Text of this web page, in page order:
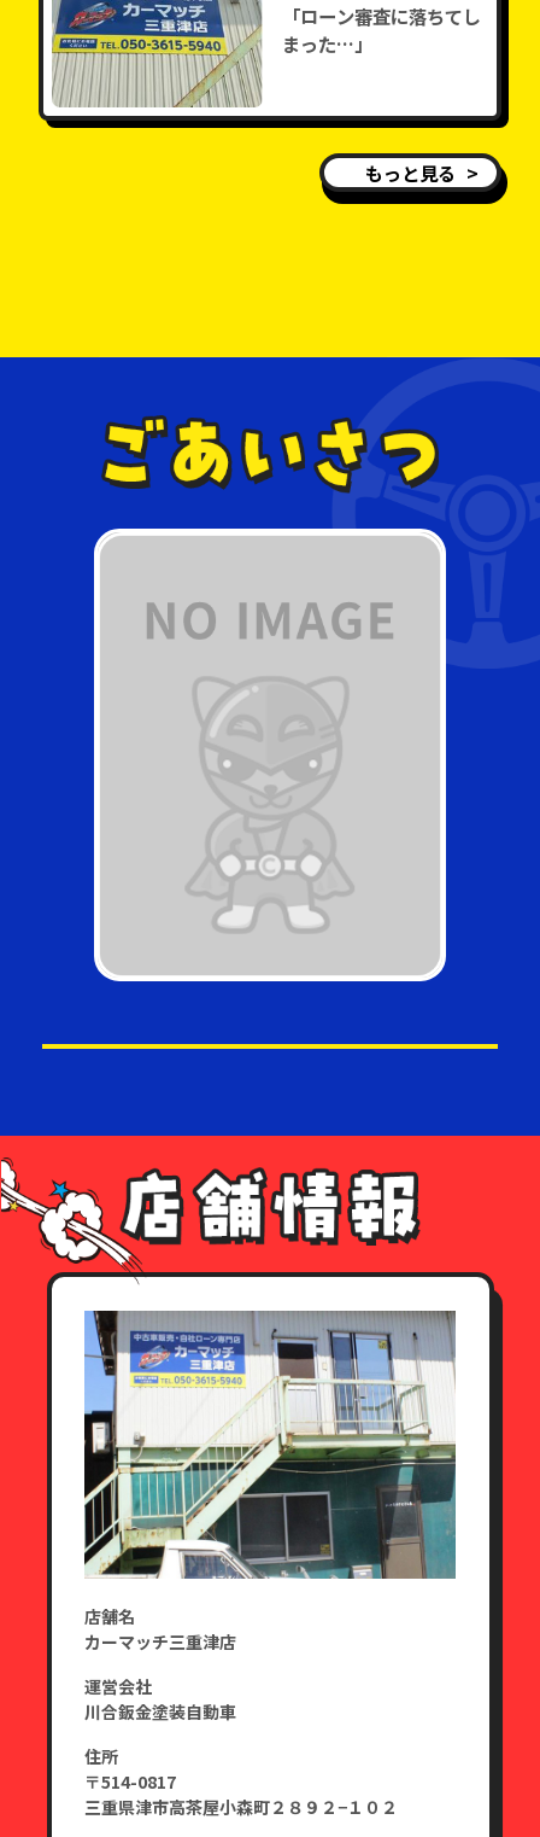
「ローン審査に落ちてし
まった…」
もっと見る
店舗名
カーマッチ三重津店
運営会社
川合鈑金塗装自動車
住所
〒514-0817
三重県津市高茶屋小森町２８９２−１０２